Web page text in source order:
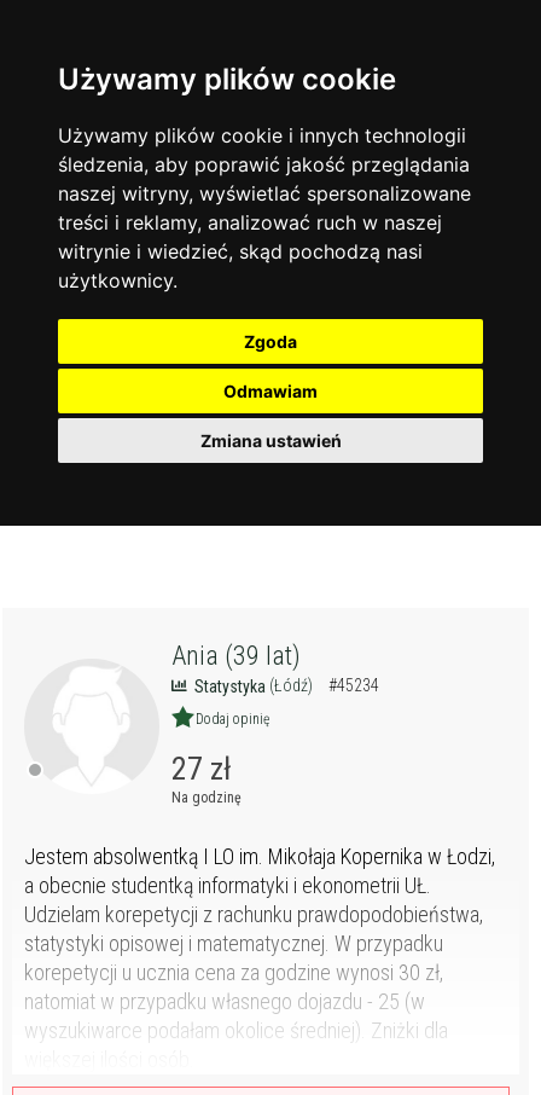
Używamy plików cookie
Używamy plików cookie i innych technologii
śledzenia, aby poprawić jakość przeglądania
naszej witryny, wyświetlać spersonalizowane
treści i reklamy, analizować ruch w naszej
witrynie i wiedzieć, skąd pochodzą nasi
użytkownicy.
Zgoda
Odmawiam
Zmiana ustawień
Język angielski 13742
Matematyka 12927
Chemia 4886
Język niemiecki 4307
Język polski 3426
Fizyka
Język francuski
Warszawa
Korepetycje
Online
14833
Kraków 7753
Wrocław
Łódź 3511
Gdańsk 2075
Ania (39 lat)
Statystyka (Łódź) #45234
Dodaj opinię
27 zł
Na godzinę
Jestem absolwentką I LO im. Mikołaja Kopernika w Łodzi,
a obecnie studentką informatyki i ekonometrii UŁ.
Udzielam korepetycji z rachunku prawdopodobieństwa,
statystyki opisowej i matematycznej. W przypadku
korepetycji u ucznia cena za godzine wynosi 30 zł,
natomiat w przypadku własnego dojazdu - 25 (w
wyszukiwarce podałam okolice średniej). Zniżki dla